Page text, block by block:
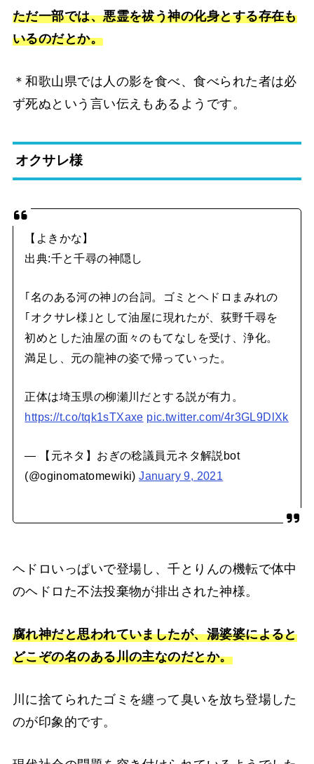
ただ一部では、悪霊を祓う神の化身とする存在も
いるのだとか。
＊和歌山県では人の影を食べ、食べられた者は必
ず死ぬという言い伝えもあるようです。
オクサレ様
【よきかな】
出典:千と千尋の神隠し
｢名のある河の神｣の台詞。ゴミとヘドロまみれの
｢オクサレ様｣として油屋に現れたが、荻野千尋を
初めとした油屋の面々のもてなしを受け、浄化。
満足し、元の龍神の姿で帰っていった。
正体は埼玉県の柳瀬川だとする説が有力。
https://t.co/tqk1sTXaxe pic.twitter.com/4r3GL9DlXk
— 【元ネタ】おぎの稔議員元ネタ解説bot
(@oginomatomewiki)January 9, 2021
ヘドロいっぱいで登場し、千とりんの機転で体中
のヘドロた不法投棄物が排出された神様。
腐れ神だと思われていましたが、湯婆婆によると
どこぞの名のある川の主なのだとか。
川に捨てられたゴミを纏って臭いを放ち登場した
のが印象的です。